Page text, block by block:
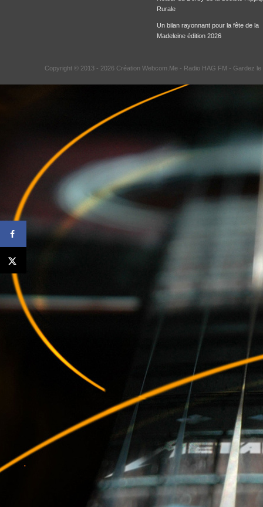
Rurale
Un bilan rayonnant pour la fête de la
Madeleine édition 2026
Copyright © 2013 - 2026 Création Webcom.Me - Radio HAG FM - Gardez le